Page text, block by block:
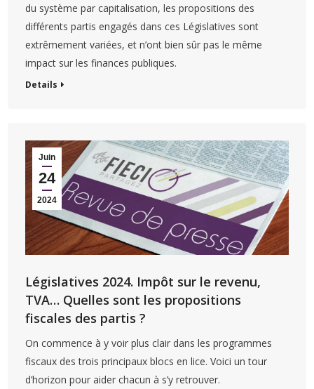
du système par capitalisation, les propositions des
différents partis engagés dans ces Législatives sont
extrêmement variées, et n’ont bien sûr pas le même
impact sur les finances publiques.
Details
Juin
24
2024
Législatives 2024. Impôt sur le revenu,
TVA… Quelles sont les propositions
fiscales des partis ?
On commence à y voir plus clair dans les programmes
fiscaux des trois principaux blocs en lice. Voici un tour
d’horizon pour aider chacun à s’y retrouver.